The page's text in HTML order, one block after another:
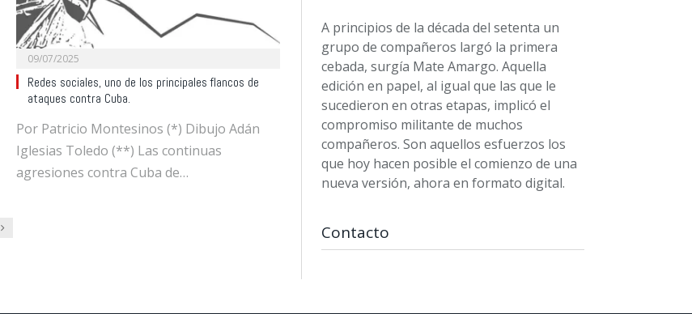
09/07/2025
Redes sociales, uno de los principales flancos de
ataques contra Cuba.
Por Patricio Montesinos (*) Dibujo Adán
Iglesias Toledo (**) Las continuas
agresiones contra Cuba de…
Next
A principios de la década del setenta un
grupo de compañeros largó la primera
cebada, surgía Mate Amargo. Aquella
edición en papel, al igual que las que le
sucedieron en otras etapas, implicó el
compromiso militante de muchos
compañeros. Son aquellos esfuerzos los
que hoy hacen posible el comienzo de una
nueva versión, ahora en formato digital.
Contacto